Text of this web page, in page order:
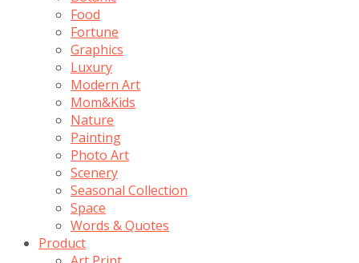
Food
Fortune
Graphics
Luxury
Modern Art
Mom&Kids
Nature
Painting
Photo Art
Scenery
Seasonal Collection
Space
Words & Quotes
Product